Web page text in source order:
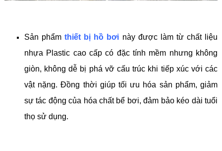
Sản phẩmthiết bị hồ bơi này được làm từ chất liệu
nhựa Plastic cao cấp có đặc tính mềm nhưng không
giòn, không dễ bị phá vỡ cấu trúc khi tiếp xúc với các
vật nặng. Đồng thời giúp tối ưu hóa sản phẩm, giảm
sự tác động của hóa chất bể bơi, đảm bảo kéo dài tuổi
thọ sử dụng.